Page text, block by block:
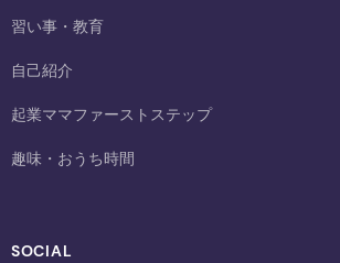
習い事・教育
自己紹介
起業ママファーストステップ
趣味・おうち時間
SOCIAL